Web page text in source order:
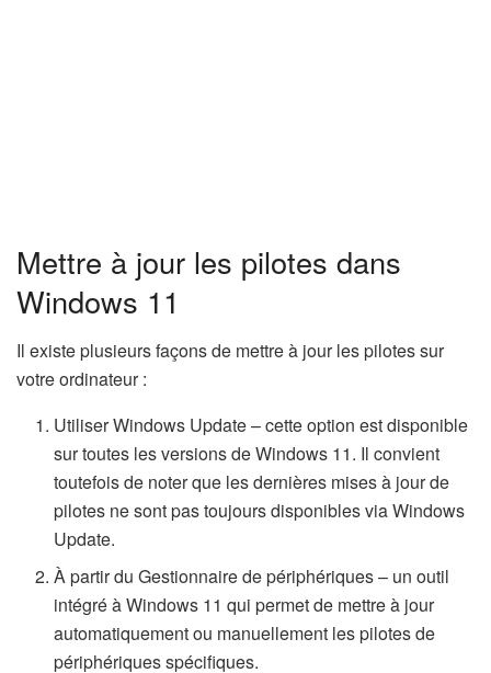
Mettre à jour les pilotes dans
Windows 11
Il existe plusieurs façons de mettre à jour les pilotes sur
votre ordinateur :
Utiliser Windows Update – cette option est disponible
sur toutes les versions de Windows 11. Il convient
toutefois de noter que les dernières mises à jour de
pilotes ne sont pas toujours disponibles via Windows
Update.
À partir du Gestionnaire de périphériques – un outil
intégré à Windows 11 qui permet de mettre à jour
automatiquement ou manuellement les pilotes de
périphériques spécifiques.